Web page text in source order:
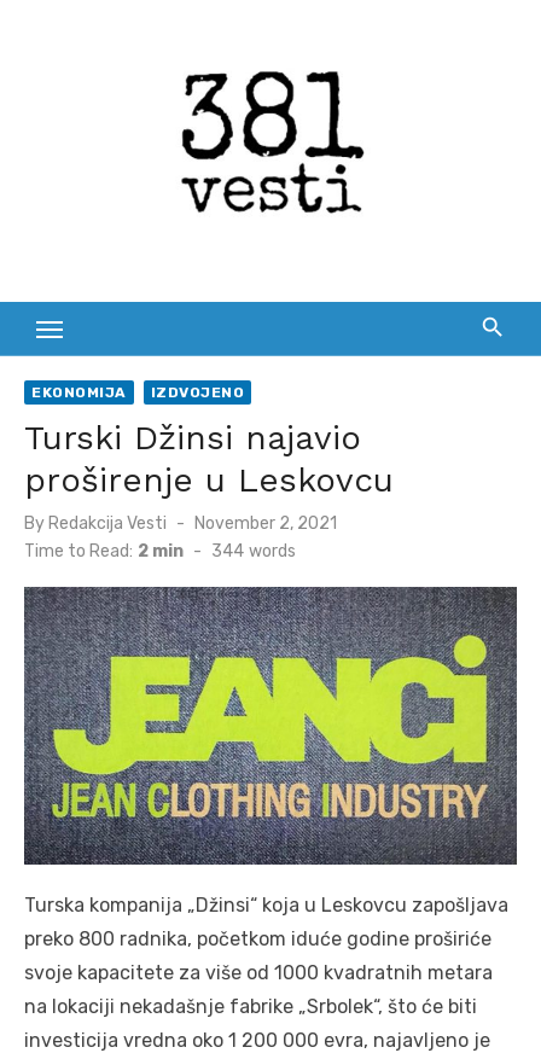
EKONOMIJA IZDVOJENO
Turski Džinsi najavio
proširenje u Leskovcu
By Redakcija Vesti
Posted
November 2, 2021
Time to Read: 2 min - 344 words
Turska kompanija „Džinsi“ koja u Leskovcu zapošljava
preko 800 radnika, početkom iduće godine proširiće
svoje kapacitete za više od 1000 kvadratnih metara
na lokaciji nekadašnje fabrike „Srbolek“, što će biti
investicija vredna oko 1 200 000 evra, najavljeno je